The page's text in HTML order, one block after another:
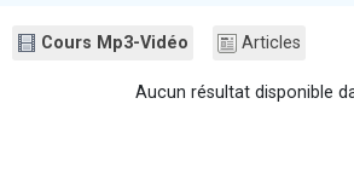
Cours Mp3-Vidéo Articles
Aucun résultat disponible